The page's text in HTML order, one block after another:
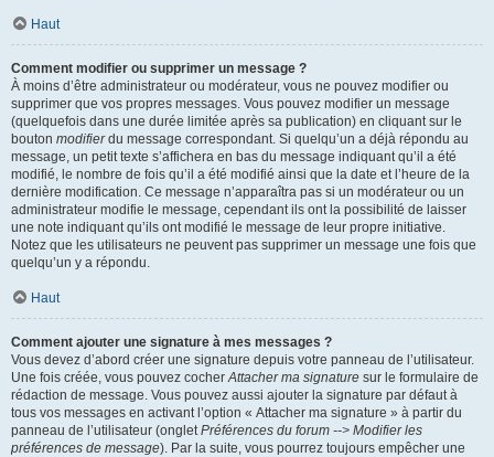
Haut
Comment modifier ou supprimer un message ?
À moins d’être administrateur ou modérateur, vous ne pouvez modifier ou
supprimer que vos propres messages. Vous pouvez modifier un message
(quelquefois dans une durée limitée après sa publication) en cliquant sur le
bouton modifierdu message correspondant. Si quelqu’un a déjà répondu au
message, un petit texte s’affichera en bas du message indiquant qu’il a été
modifié, le nombre de fois qu’il a été modifié ainsi que la date et l’heure de la
dernière modification. Ce message n’apparaîtra pas si un modérateur ou un
administrateur modifie le message, cependant ils ont la possibilité de laisser
une note indiquant qu’ils ont modifié le message de leur propre initiative.
Notez que les utilisateurs ne peuvent pas supprimer un message une fois que
quelqu’un y a répondu.
Haut
Comment ajouter une signature à mes messages ?
Vous devez d’abord créer une signature depuis votre panneau de l’utilisateur.
Une fois créée, vous pouvez cocherAttacher ma signature sur le formulaire de
rédaction de message. Vous pouvez aussi ajouter la signature par défaut à
tous vos messages en activant l’option « Attacher ma signature » à partir du
panneau de l’utilisateur (ongletPréférences du forum --> Modifier les
préférences de message). Par la suite, vous pourrez toujours empêcher une